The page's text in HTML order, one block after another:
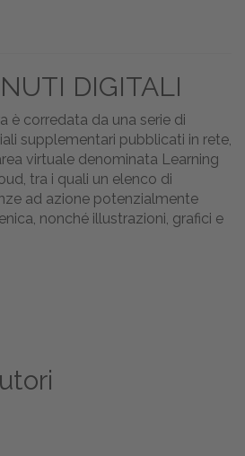
DIGITALI
è corredata da una serie di
supplementari pubblicati in rete,
virtuale denominata Learning
tra i quali un elenco di
ad azione potenzialmente
nonché illustrazioni, grafici e